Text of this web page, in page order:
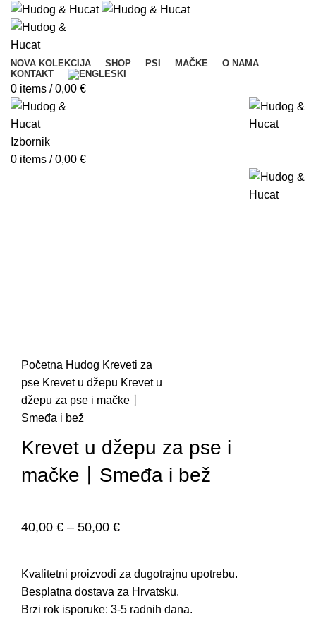
NOVA KOLEKCIJA SHOP PSI MAČKE
O NAMA
KONTAKT
0 items / 0,00 €
Izbornik
0 items / 0,00 €
Početna Hudog Kreveti za
pse Krevet u džepu Krevet u
džepu za pse i mačke丨
Smeđa i bež
Krevet u džepu za pse i
mačke丨Smeđa i bež
40,00 € – 50,00 €
Kvalitetni proizvodi za dugotrajnu upotrebu.
Besplatna dostava za Hrvatsku.
Brzi rok isporuke: 3-5 radnih dana.